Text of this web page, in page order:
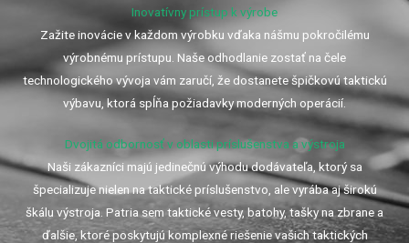
Inovatívny prístup k výrobe
Zažite inovácie v každom výrobku vďaka nášmu pokročilému
výrobnému prístupu. Naše odhodlanie zostať na čele
technologického vývoja vám zaručí, že dostanete špičkovú taktickú
výbavu, ktorá spĺňa požiadavky moderných operácií.
Dvojitá odbornosť v oblasti príslušenstva a výstroja
Naši zákazníci majú jedinečnú výhodu dodávateľa, ktorý sa
špecializuje nielen na taktické príslušenstvo, ale vyrába aj širokú
škálu výstroja. Patria sem taktické vesty, batohy, tašky na zbrane a
ďalšie, ktoré poskytujú komplexné riešenie vašich taktických